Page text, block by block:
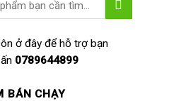
ở đây để hỗ trợ bạn
0789644899
BÁN CHẠY